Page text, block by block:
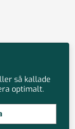
så kallade
optimalt.